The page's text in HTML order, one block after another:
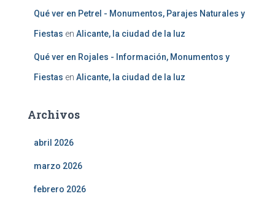
Qué ver en Petrel - Monumentos, Parajes Naturales y
Fiestas en Alicante, la ciudad de la luz
Qué ver en Rojales - Información, Monumentos y
Fiestas en Alicante, la ciudad de la luz
Archivos
abril 2026
marzo 2026
febrero 2026